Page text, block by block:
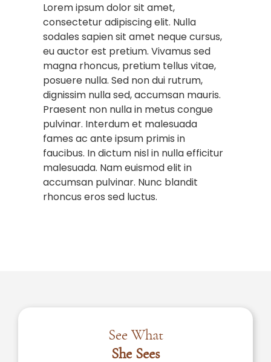
Lorem ipsum dolor sit amet,
consectetur adipiscing elit. Nulla
sodales sapien sit amet neque cursus,
eu auctor est pretium. Vivamus sed
magna rhoncus, pretium tellus vitae,
posuere nulla. Sed non dui rutrum,
dignissim nulla sed, accumsan mauris.
Praesent non nulla in metus congue
pulvinar. Interdum et malesuada
fames ac ante ipsum primis in
faucibus. In dictum nisl in nulla efficitur
malesuada. Nam euismod elit in
accumsan pulvinar. Nunc blandit
rhoncus eros sed luctus.
See What
She Sees